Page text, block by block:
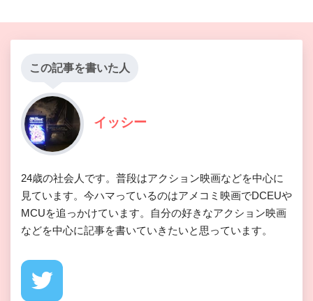
この記事を書いた人
イッシー
24歳の社会人です。普段はアクション映画などを中心に
見ています。今ハマっているのはアメコミ映画でDCEUや
MCUを追っかけています。自分の好きなアクション映画
などを中心に記事を書いていきたいと思っています。